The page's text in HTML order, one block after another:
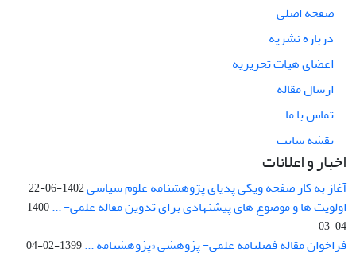
صفحه اصلی
درباره نشریه
اعضای هیات تحریریه
ارسال مقاله
تماس با ما
نقشه سایت
اخبار و اعلانات
آغاز به کار صفحه ویکی پدیای پژوهشنامه علوم سیاسی1402-06-22
اولویت ها و موضوع های پیشنهادی برای تدوین مقاله علمی- ...
1400-
04-03
فراخوان مقاله فصلنامه علمی- پژوهشی «پژوهشنامه ...1399-02-04